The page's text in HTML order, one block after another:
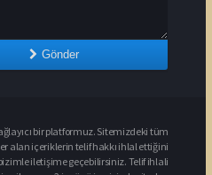
Gönder
bir platformuz. Sitemizdeki tüm
alan içeriklerin telif hakkı ihlal ettiğini
iletişime geçebilirsiniz. Telif ihlali